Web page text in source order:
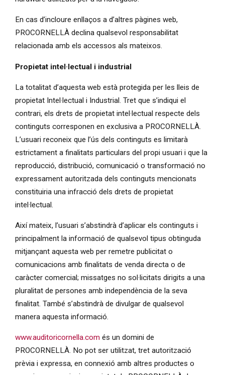
En cas d’incloure enllaços a d’altres pàgines web,
PROCORNELLÀ declina qualsevol responsabilitat
relacionada amb els accessos als mateixos.
Propietat intel·lectual i industrial
La totalitat d’aquesta web està protegida per les lleis de
propietat Intel·lectual i Industrial. Tret que s’indiqui el
contrari, els drets de propietat intel·lectual respecte dels
continguts corresponen en exclusiva a PROCORNELLÀ.
L’usuari reconeix que l’ús dels continguts es limitarà
estrictament a finalitats particulars del propi usuari i que la
reproducció, distribució, comunicació o transformació no
expressament autoritzada dels continguts mencionats
constituiria una infracció dels drets de propietat
intel·lectual.
Així mateix, l’usuari s’abstindrà d’aplicar els continguts i
principalment la informació de qualsevol tipus obtinguda
mitjançant aquesta web per remetre publicitat o
comunicacions amb finalitats de venda directa o de
caràcter comercial; missatges no sol·licitats dirigits a una
pluralitat de persones amb independència de la seva
finalitat. També s’abstindrà de divulgar de qualsevol
manera aquesta informació.
www.auditoricornella.com és un domini de
PROCORNELLÀ. No pot ser utilitzat, tret autorització
prèvia i expressa, en connexió amb altres productes o